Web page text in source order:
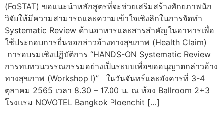
(FoSTAT) ขอแนะนำหลักสูตรที่จะช่วยเสริมสร้างศักยภาพนัก
วิจัยให้มีความสามารถและความเข้าใจเชิงลึกในการจัดทำ
Systematic Review ด้านอาหารและสารสำคัญในอาหารเพื่อ
ใช้ประกอบการยื่นขอกล่าวอ้างทางสุขภาพ (Health Claim)
การอบรมเชิงปฏิบัติการ “HANDS-ON Systematic Review
การทบทวนวรรณกรรมอย่างเป็นระบบเพื่อขออนุญาตกล่าวอ้าง
ทางสุขภาพ (Workshop I)” ในวันจันทร์และอังคารที่ 3-4
ตุลาคม 2565 เวลา 8.30 – 17.00 น. ณ ห้อง Ballroom 2+3
โรงแรม NOVOTEL Bangkok Ploenchit […]